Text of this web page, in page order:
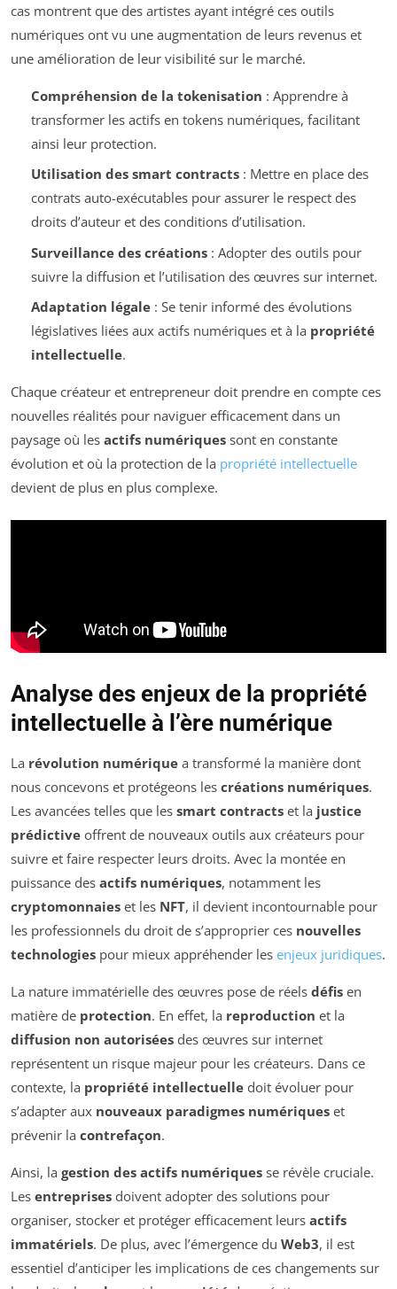
cas montrent que des artistes ayant intégré ces outils
numériques ont vu une augmentation de leurs revenus et
une amélioration de leur visibilité sur le marché.
Compréhension de la tokenisation : Apprendre à
transformer les actifs en tokens numériques, facilitant
ainsi leur protection.
Utilisation des smart contracts: Mettre en place des
contrats auto-exécutables pour assurer le respect des
droits d’auteur et des conditions d’utilisation.
Surveillance des créations: Adopter des outils pour
suivre la diffusion et l’utilisation des œuvres sur internet.
Adaptation légale: Se tenir informé des évolutions
législatives liées aux actifs numériques et à la propriété
intellectuelle.
Chaque créateur et entrepreneur doit prendre en compte ces
nouvelles réalités pour naviguer efficacement dans un
paysage où les actifs numériques sont en constante
évolution et où la protection de la propriété intellectuelle
devient de plus en plus complexe.
Analyse des enjeux de la propriété
intellectuelle à l’ère numérique
La révolution numérique a transformé la manière dont
nous concevons et protégeons les créations numériques.
Les avancées telles que les smart contracts et la justice
prédictive offrent de nouveaux outils aux créateurs pour
suivre et faire respecter leurs droits. Avec la montée en
puissance des actifs numériques, notamment les
cryptomonnaies et les NFT, il devient incontournable pour
les professionnels du droit de s’approprier ces nouvelles
technologies pour mieux appréhender les enjeux juridiques.
La nature immatérielle des œuvres pose de réels défis en
matière de protection. En effet, la reproduction et la
diffusion non autorisées des œuvres sur internet
représentent un risque majeur pour les créateurs. Dans ce
contexte, la propriété intellectuelle doit évoluer pour
s’adapter aux nouveaux paradigmes numériques et
prévenir la contrefaçon.
Ainsi, la gestion des actifs numériques se révèle cruciale.
Les entreprises doivent adopter des solutions pour
organiser, stocker et protéger efficacement leurs actifs
immatériels. De plus, avec l’émergence du Web3, il est
essentiel d’anticiper les implications de ces changements sur